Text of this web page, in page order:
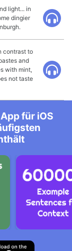
light... in
dingier
contrast to
and
with mint,
not taste
für iOS